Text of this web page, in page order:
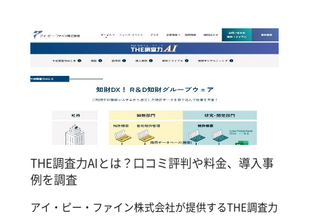
THE調査力AIとは？口コミ評判や料金、導入事
例を調査
アイ・ピー・ファイン株式会社が提供するTHE調査力